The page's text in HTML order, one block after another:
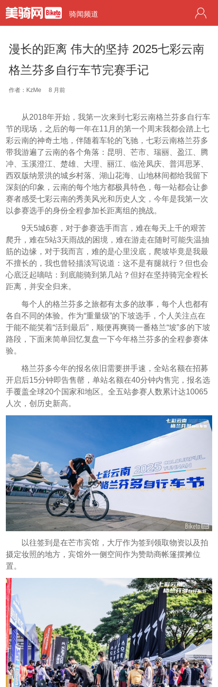
骑闻频道
漫长的距离 伟大的坚持 2025七彩云南
格兰芬多自行车节完赛手记
作者：KzMe 8 月前
从2018年开始，我第一次来到七彩云南格兰芬多自行车
节的现场，之后的每一年在11月的第一个周末我都会踏上七
彩云南的神奇土地，伴随着车轮的飞驰，七彩云南格兰芬多
带我游遍了云南的各个角落：昆明、芒市、瑞丽、盈江、腾
冲、玉溪澄江、楚雄、大理、丽江、临沧凤庆、普洱思茅、
西双版纳景洪的城乡村落、湖山花海、山地林间都给我留下
深刻的印象，云南的每个地方都极具特色，每一站都会让参
赛者感受七彩云南的秀美风光和历史人文，今年是我第一次
以参赛选手的身份全程参加长距离组的挑战。
9天5城6赛，对于参赛选手而言，难在每天上千的艰苦
爬升，难在5站3天雨战的困境，难在游走在随时可能失温抽
筋的边缘，对于我而言，难的是心里没底，爬坡毕竟是我最
不擅长的，我也曾轻描淡写说道：这不是有腿就行？但也会
心底泛起嘀咕：到底能骑到第几站？但好在坚持骑完全程长
距离，并安全归来。
每个人的格兰芬多之旅都有太多的故事，每个人也都有
各自不同的体验。作为“重量级”的下坡选手，个人关注点在
于能不能笑着“活到最后”，顺便再爽骑一番格兰“坡”多的下坡
路段，下面来简单回忆复盘一下今年格兰芬多的全程参赛体
验。
格兰芬多今年的报名依旧需要拼手速，全站名额在招募
开启后15分钟即告售罄，单站名额在40分钟内售完，报名选
手覆盖全球20个国家和地区。全五站参赛人数累计达10065
人次，创历史新高。
以往签到是在芒市宾馆，大厅作为签到领取物资以及拍
摄定妆照的地方，宾馆外一侧空间作为赞助商帐篷摆摊位
置。